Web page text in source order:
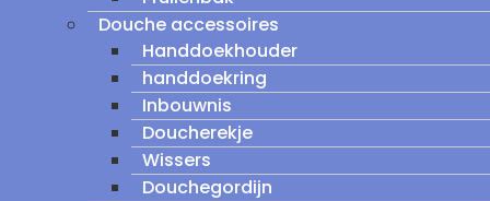
Douche accessoires
Handdoekhouder
handdoekring
Inbouwnis
Doucherekje
Wissers
Douchegordijn